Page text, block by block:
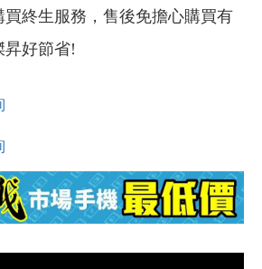
終生服務，售後免擔心購買有
昇好節省!